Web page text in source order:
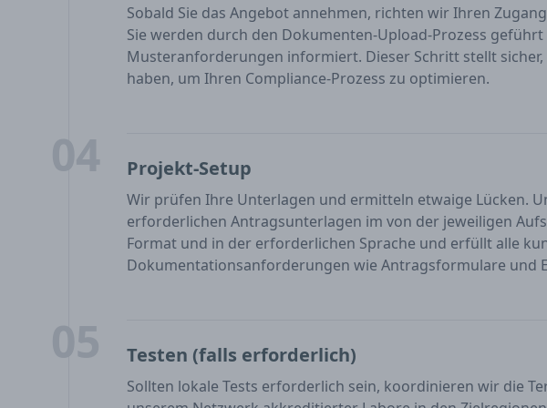
Sobald Sie das Angebot annehmen, richten wir Ihren
Sie werden durch den Dokumenten-Upload-Prozess
Musteranforderungen informiert. Dieser Schritt stellt
haben, um Ihren Compliance-Prozess zu optimieren.
Projekt-Setup
Wir prüfen Ihre Unterlagen und ermitteln etwaige Lücken.
erforderlichen Antragsunterlagen im von der jeweiligen
Format und in der erforderlichen Sprache und erfüllt alle
Dokumentationsanforderungen wie Antragsformulare und
Testen (falls erforderlich)
Sollten lokale Tests erforderlich sein, koordinieren wir die